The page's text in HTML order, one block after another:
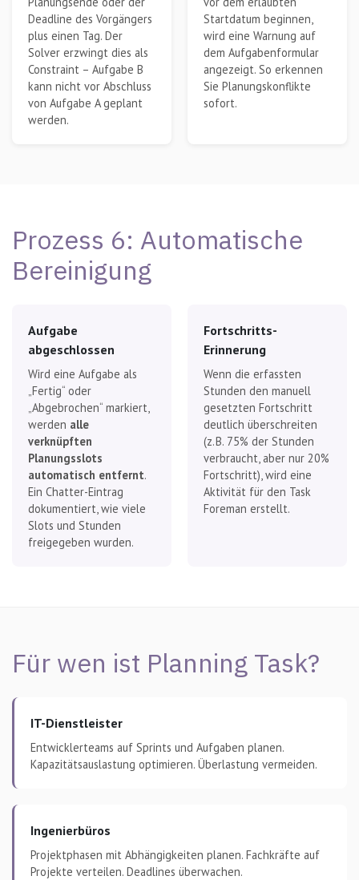
Deadline des Vorgängers
plus einen Tag. Der
Solver erzwingt dies als
Constraint – Aufgabe B
kann nicht vor Abschluss
von Aufgabe A geplant
werden.
Startdatum beginnen,
wird eine Warnung auf
dem Aufgabenformular
angezeigt. So erkennen
Sie Planungskonflikte
sofort.
Prozess 6: Automatische
Bereinigung
Aufgabe
abgeschlossen
Wird eine Aufgabe als
„Fertig“ oder
„Abgebrochen“ markiert,
werden alle
verknüpften
Planungsslots
automatisch entfernt.
Ein Chatter-Eintrag
dokumentiert, wie viele
Slots und Stunden
freigegeben wurden.
Fortschritts-
Erinnerung
Wenn die erfassten
Stunden den manuell
gesetzten Fortschritt
deutlich überschreiten
(z. B. 75% der Stunden
verbraucht, aber nur 20%
Fortschritt), wird eine
Aktivität für den Task
Foreman erstellt.
Für wen ist Planning Task?
IT-Dienstleister
Entwicklerteams auf Sprints und Aufgaben planen.
Kapazitätsauslastung optimieren. Überlastung vermeiden.
Ingenierbüros
Projektphasen mit Abhängigkeiten planen. Fachkräfte auf
Projekte verteilen. Deadlines überwachen.